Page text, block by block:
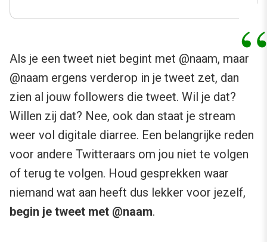
Als je een tweet niet begint met @naam, maar
@naam ergens verderop in je tweet zet, dan
zien al jouw followers die tweet. Wil je dat?
Willen zij dat? Nee, ook dan staat je stream
weer vol digitale diarree. Een belangrijke reden
voor andere Twitteraars om jou niet te volgen
of terug te volgen. Houd gesprekken waar
niemand wat aan heeft dus lekker voor jezelf,
begin je tweet met @naam.